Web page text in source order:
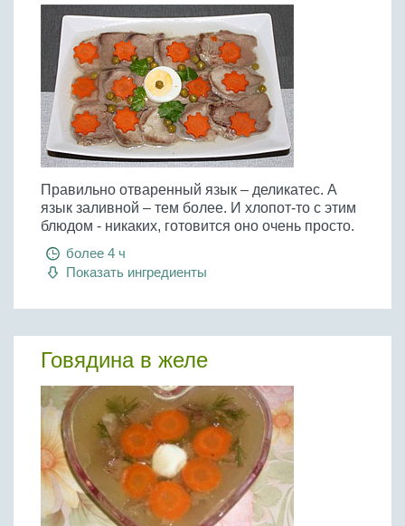
Бобовые
Яйца
Крупы
Правильно отваренный язык – деликатес. А
язык заливной – тем более. И хлопот-то с этим
блюдом - никаких, готовится оно очень просто.
более 4 ч
Показать ингредиенты
Говядина в желе